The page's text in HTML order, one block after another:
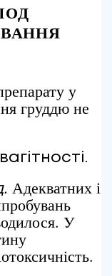
у
груддю не
Адекватних і
У